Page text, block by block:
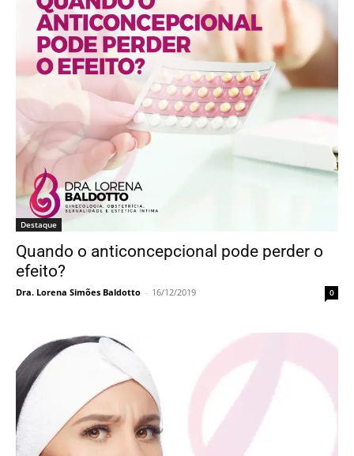
Destaque
Quando o anticoncepcional pode perder o
efeito?
Dra. Lorena Simões Baldotto 16/12/2019 0
Destaque